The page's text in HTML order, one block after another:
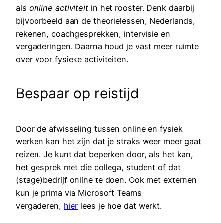
als online activiteit in het rooster. Denk daarbij
bijvoorbeeld aan de theorielessen, Nederlands,
rekenen, coachgesprekken, intervisie en
vergaderingen. Daarna houd je vast meer ruimte
over voor fysieke activiteiten.
Bespaar op reistijd
Door de afwisseling tussen online en fysiek
werken kan het zijn dat je straks weer meer gaat
reizen. Je kunt dat beperken door, als het kan,
het gesprek met die collega, student of dat
(stage)bedrijf online te doen. Ook met externen
kun je prima via Microsoft Teams
vergaderen, hier lees je hoe dat werkt.